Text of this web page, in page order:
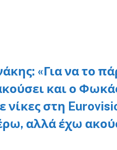
«Για να το
και ο
νίκες στη
αλλά έχω